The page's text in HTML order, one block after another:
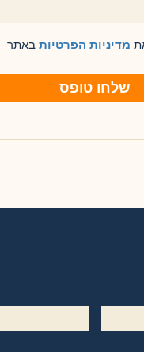
מדיניות הפרטיותבאתר